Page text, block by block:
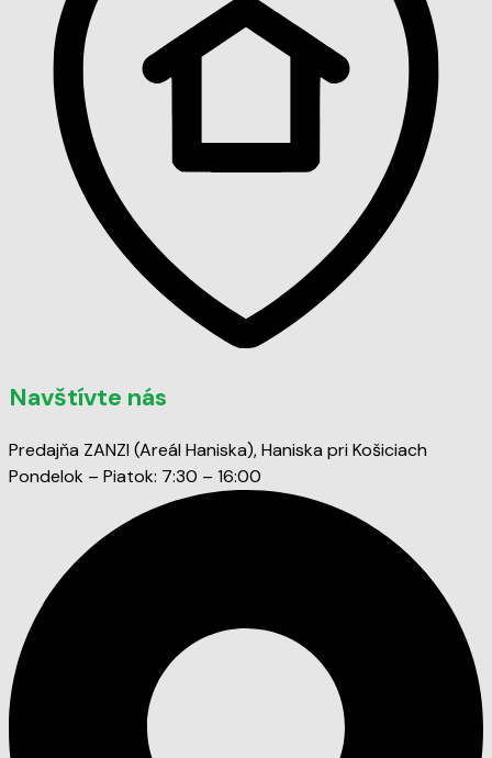
Navštívte nás
Predajňa ZANZI (Areál Haniska), Haniska pri Košiciach
Pondelok – Piatok: 7:30 – 16:00